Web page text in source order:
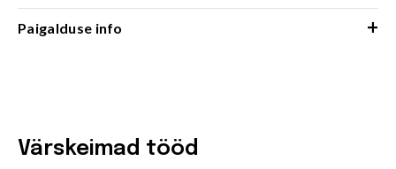
Paigalduse info +
Värskeimad tööd